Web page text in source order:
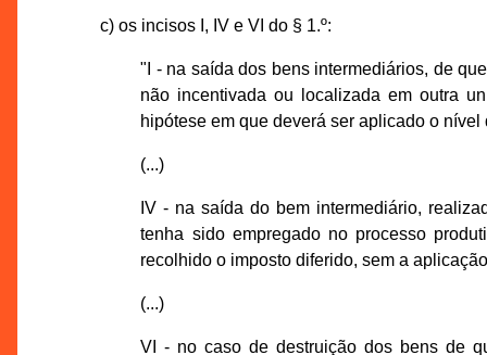
c) os incisos I, IV e VI do § 1.º:
"I - na saída dos bens intermediários, de
não incentivada ou localizada em outra
hipótese em que deverá ser aplicado o
(...)
IV - na saída do bem intermediário,
tenha sido empregado no processo
recolhido o imposto diferido, sem a
(...)
VI - no caso de destruição dos bens de